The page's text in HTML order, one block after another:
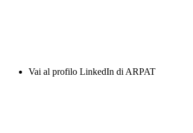
Vai al profilo LinkedIn di ARPAT